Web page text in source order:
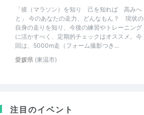
「彼（マラソン）を知り 己を知れば 高みへ
と」 今のあなたの走力、どんなもん？ 現状の
自身の走りを知り、今後の練習やトレーニング
に活かすべく、定期的チェックはオススメ。今
回は、5000m走（フォーム撮影つき...
愛媛県 (東温市)
注目のイベント